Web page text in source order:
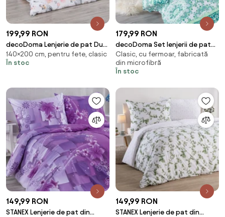
199,99 RON
decoDoma Lenjerie de pat Dual
Feel BUFNIŢE
140×200 cm, pentru fete, clasic
În stoc
179,99 RON
decoDoma Set lenjerii de pat
pentru familii HILDY, cu
cearceafuri şi feţe pernuţe set
4 piese pentru un pat simplu
Clasic, cu fermoar, fabricată
din microfibră
În stoc
149,99 RON
STANEX Lenjerie de pat din
149,99 RON
STANEX Lenjerie de pat din